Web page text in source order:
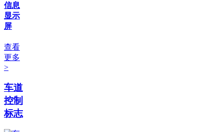
信息
显示
屏
查看
更多
>
车道
控制
标志